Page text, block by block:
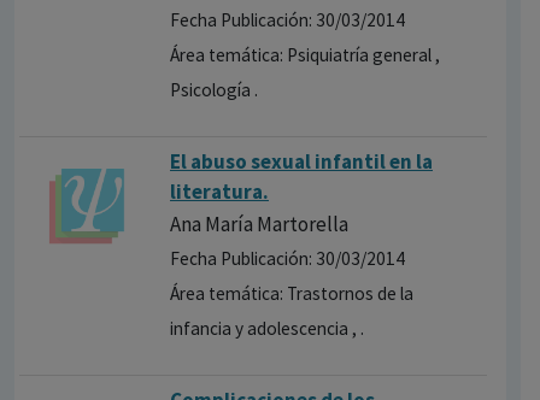
Fecha Publicación: 30/03/2014
Área temática: Psiquiatría general ,
Psicología .
El abuso sexual infantil en la
literatura.
Ana María Martorella
Fecha Publicación: 30/03/2014
Área temática: Trastornos de la
infancia y adolescencia , .